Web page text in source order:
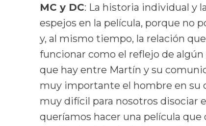
MC y DC: La historia individual y
espejos en la película, porque no
y, al mismo tiempo, la relación
funcionar como el reflejo de
que hay entre Martín y su
muy importante el hombre en su
muy difícil para nosotros disociar
queríamos hacer una película